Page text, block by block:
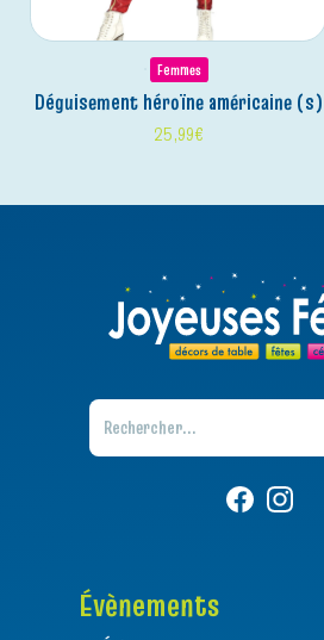
Femmes
déguisement héroïne américaine (s)
25,99€
Évènements